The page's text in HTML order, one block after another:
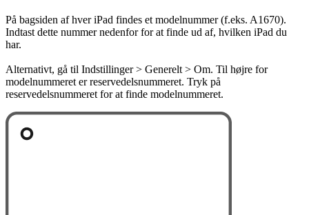
På bagsiden af hver iPad findes et modelnummer (f.eks. A1670).
Indtast dette nummer nedenfor for at finde ud af, hvilken iPad du
har.
Alternativt, gå til Indstillinger > Generelt > Om. Til højre for
modelnummeret er reservedelsnummeret. Tryk på
reservedelsnummeret for at finde modelnummeret.